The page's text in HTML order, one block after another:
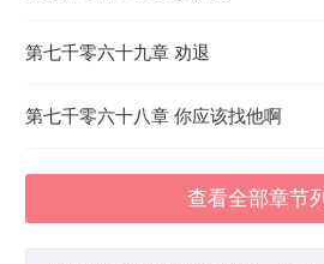
第七千零六十九章 劝退
第七千零六十八章 你应该找他啊
查看全部章节